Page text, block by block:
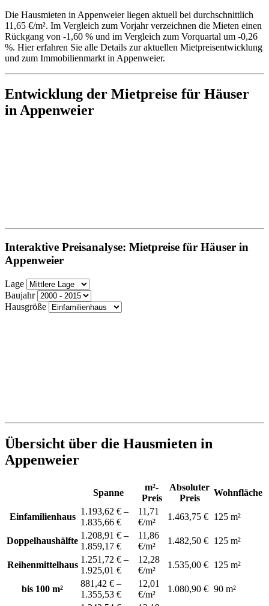
Die Hausmieten in Appenweier liegen aktuell bei durchschnittlich
11,65 €/m². Im Vergleich zum Vorjahr verzeichnen die Mieten einen
Rückgang von -1,60 % und im Vergleich zum Vorquartal um -0,26
%. Hier erfahren Sie alle Details zur aktuellen Mietpreisentwicklung
und zum Immobilienmarkt in Appenweier.
Entwicklung der Mietpreise für Häuser
in Appenweier
Interaktive Preisanalyse: Mietpreise für Häuser in
Appenweier
Lage
Baujahr
Hausgröße
Übersicht über die Hausmieten in
Appenweier
Spanne
m²-
Preis
Absoluter
Preis
Wohnfläche
Einfamilienhaus
1.193,62 € –
1.835,66 €
11,71
€/m²
1.463,75 € 125 m²
Doppelhaushälfte
1.208,91 € –
1.859,17 €
11,86
€/m²
1.482,50 € 125 m²
Reihenmittelhaus
1.251,72 € –
1.925,01 €
12,28
€/m²
1.535,00 € 125 m²
bis 100 m²
881,42 € –
1.355,53 €
12,01
€/m²
1.080,90 € 90 m²